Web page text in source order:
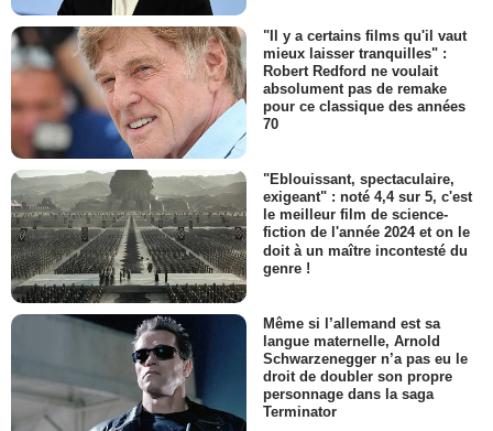
"Il y a certains films qu'il vaut
mieux laisser tranquilles" :
Robert Redford ne voulait
absolument pas de remake
pour ce classique des années
70
"Eblouissant, spectaculaire,
exigeant" : noté 4,4 sur 5, c'est
le meilleur film de science-
fiction de l'année 2024 et on le
doit à un maître incontesté du
genre !
Même si l’allemand est sa
langue maternelle, Arnold
Schwarzenegger n’a pas eu le
droit de doubler son propre
personnage dans la saga
Terminator